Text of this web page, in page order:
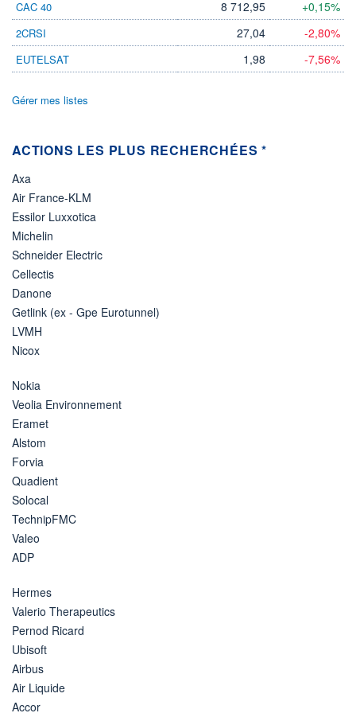
Boursobank
CAC 40 8 712,95 +0,15%
2CRSI 27,04 -2,80%
EUTELSAT 1,98 -7,56%
Gérer mes listes
ACTIONS LES PLUS RECHERCHÉES *
Axa
Air France-KLM
Essilor Luxxotica
Michelin
Schneider Electric
Cellectis
Danone
Getlink (ex - Gpe Eurotunnel)
LVMH
Nicox
Nokia
Veolia Environnement
Eramet
Alstom
Forvia
Quadient
Solocal
TechnipFMC
Valeo
ADP
Hermes
Valerio Therapeutics
Pernod Ricard
Ubisoft
Airbus
Air Liquide
Accor